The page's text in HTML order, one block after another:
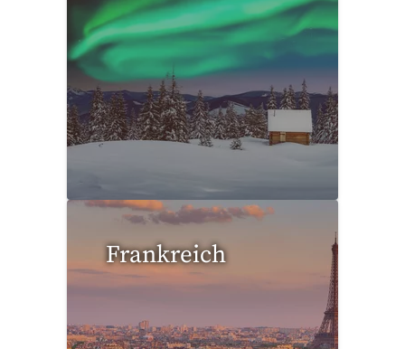
0 Reisen gefunden
Frankreich